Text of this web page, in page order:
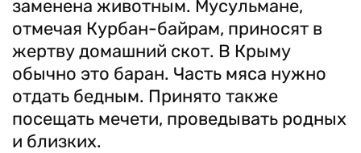
заменена животным. Мусульмане,
отмечая Курбан-байрам, приносят в
жертву домашний скот. В Крыму
обычно это баран. Часть мяса нужно
отдать бедным. Принято также
посещать мечети, проведывать родных
и близких.